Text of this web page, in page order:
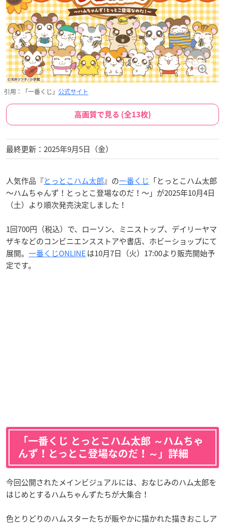
引用：「一番くじ」 公式サイト
高画質で見る (全13枚)
最終更新：2025年9月5日（金）
人気作品『とっとこハム太郎』の一番くじ 「とっとこハム太郎
～ハムちゃんず！とっとこ登場なのだ！～」が2025年10月4日
（土）より順次発売決定しました！
1回700円（税込）で、ローソン、ミニストップ、デイリーヤマ
ザキなどのコンビニエンスストアや書店、ホビーショップにて
展開。 一番くじONLINEは10月7日（火）17:00より販売開始予
定です。
「一番くじ とっとこハム太郎 ～ハムちゃ
んず！とっとこ登場なのだ！～」詳細
今回公開されたメインビジュアルには、おなじみのハム太郎を
はじめとするハムちゃんずたちが大集合！
色とりどりのハムスターたちが賑やかに描かれた描きおこしア